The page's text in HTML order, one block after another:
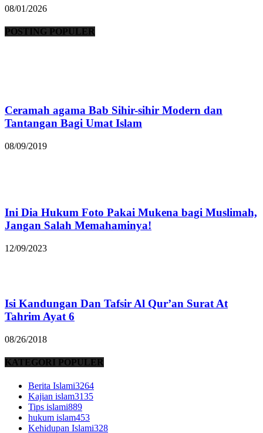
08/01/2026
POSTING POPULER
Ceramah agama Bab Sihir-sihir Modern dan
Tantangan Bagi Umat Islam
08/09/2019
Ini Dia Hukum Foto Pakai Mukena bagi Muslimah,
Jangan Salah Memahaminya!
12/09/2023
Isi Kandungan Dan Tafsir Al Qur’an Surat At
Tahrim Ayat 6
08/26/2018
KATEGORI POPULER
Berita Islami3264
Kajian islam3135
Tips islami889
hukum islam453
Kehidupan Islami328